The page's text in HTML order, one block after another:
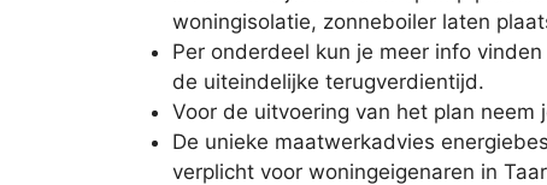
woningisolatie, zonneboiler laten
Per onderdeel kun je meer info
de uiteindelijke terugverdientijd.
Voor de uitvoering van het plan
De unieke maatwerkadvies
verplicht voor woningeigenaren in